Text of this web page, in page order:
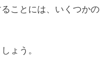
ことには、いくつかの
ょう。